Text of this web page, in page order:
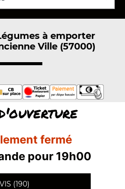
à emporter
Ville (57000)
fermé
pour 19h00
(190)